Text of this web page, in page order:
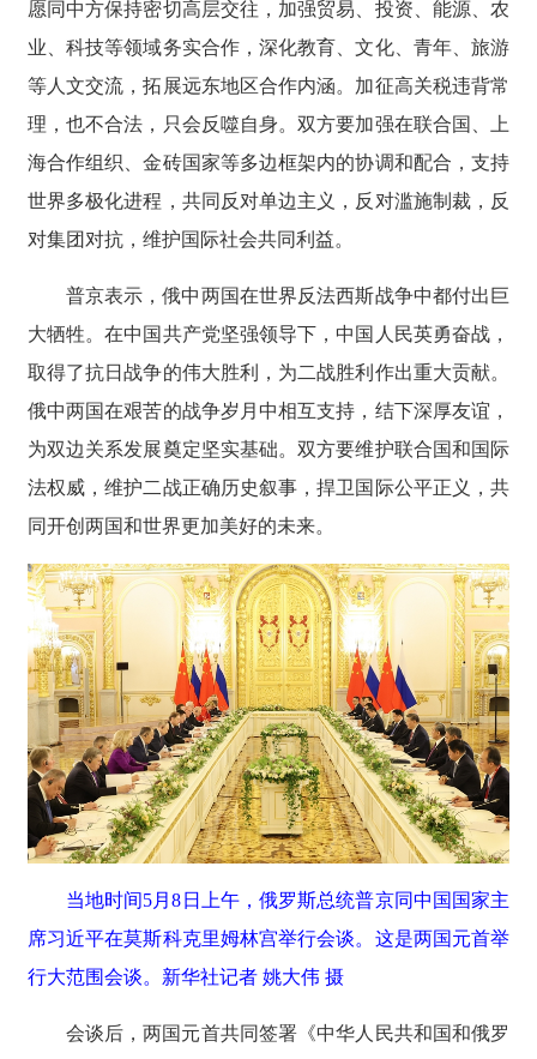
愿同中方保持密切高层交往，加强贸易、投资、能源、农
业、科技等领域务实合作，深化教育、文化、青年、旅游
等人文交流，拓展远东地区合作内涵。加征高关税违背常
理，也不合法，只会反噬自身。双方要加强在联合国、上
海合作组织、金砖国家等多边框架内的协调和配合，支持
世界多极化进程，共同反对单边主义，反对滥施制裁，反
对集团对抗，维护国际社会共同利益。
普京表示，俄中两国在世界反法西斯战争中都付出巨
大牺牲。在中国共产党坚强领导下，中国人民英勇奋战，
取得了抗日战争的伟大胜利，为二战胜利作出重大贡献。
俄中两国在艰苦的战争岁月中相互支持，结下深厚友谊，
为双边关系发展奠定坚实基础。双方要维护联合国和国际
法权威，维护二战正确历史叙事，捍卫国际公平正义，共
同开创两国和世界更加美好的未来。
当地时间5月8日上午，俄罗斯总统普京同中国国家主
席习近平在莫斯科克里姆林宫举行会谈。这是两国元首举
行大范围会谈。新华社记者 姚大伟 摄
会谈后，两国元首共同签署《中华人民共和国和俄罗